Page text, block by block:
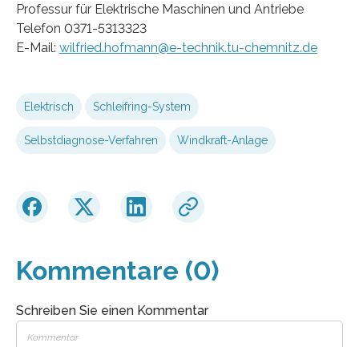
Professur für Elektrische Maschinen und Antriebe
Telefon 0371-5313323
E-Mail: wilfried.hofmann@e-technik.tu-chemnitz.de
Elektrisch Schleifring-System
Selbstdiagnose-Verfahren Windkraft-Anlage
Kommentare (0)
Schreiben Sie einen Kommentar